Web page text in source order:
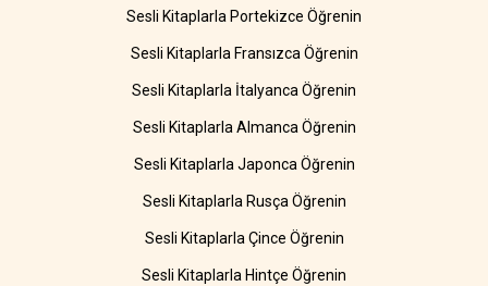
Sesli Kitaplarla Portekizce Öğrenin
Sesli Kitaplarla Fransızca Öğrenin
Sesli Kitaplarla İtalyanca Öğrenin
Sesli Kitaplarla Almanca Öğrenin
Sesli Kitaplarla Japonca Öğrenin
Sesli Kitaplarla Rusça Öğrenin
Sesli Kitaplarla Çince Öğrenin
Sesli Kitaplarla Hintçe Öğrenin